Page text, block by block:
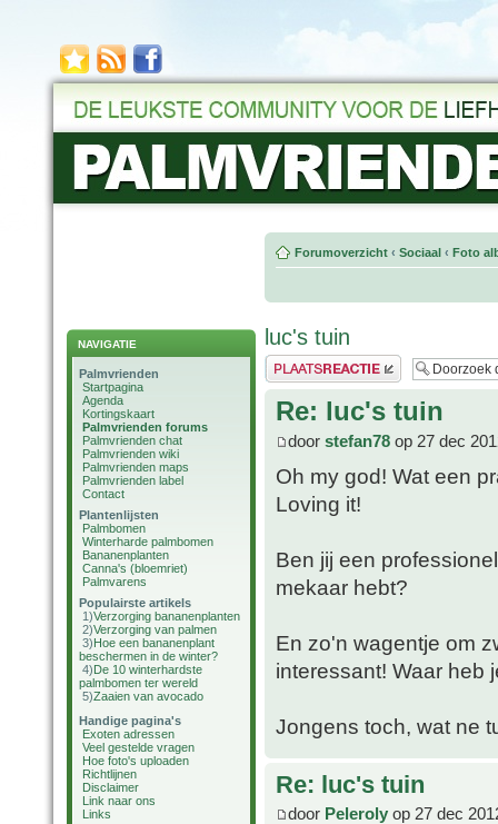
NAVIGATIE
Palmvrienden
Startpagina
Agenda
Kortingskaart
Palmvrienden forums
Palmvrienden chat
Palmvrienden wiki
Palmvrienden maps
Palmvrienden label
Contact
Plantenlijsten
Palmbomen
Winterharde palmbomen
Bananenplanten
Canna's (bloemriet)
Palmvarens
Populairste artikels
1)Verzorging bananenplanten
2)Verzorging van palmen
3)Hoe een bananenplant
beschermen in de winter?
4)De 10 winterhardste
palmbomen ter wereld
5)Zaaien van avocado
Handige pagina's
Exoten adressen
Veel gestelde vragen
Hoe foto's uploaden
Richtlijnen
Disclaimer
Link naar ons
Links
Forumoverzicht ‹ Sociaal ‹ Foto
luc's tuin
Plaats een reactie
Re: luc's tuin
door stefan78 op 27 dec
Oh my god! Wat een
Loving it!
Ben jij een
mekaar hebt?
En zo'n wagentje om
interessant! Waar heb
Jongens toch, wat ne
Re: luc's tuin
door Peleroly op 27 dec